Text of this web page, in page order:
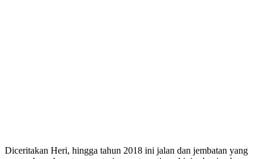
Diceritakan Heri, hingga tahun 2018 ini jalan dan jembatan yang